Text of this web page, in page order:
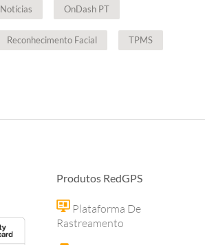
Notícias OnDash PT
Reconhecimento Facial TPMS
Produtos RedGPS
Plataforma De
Rastreamento